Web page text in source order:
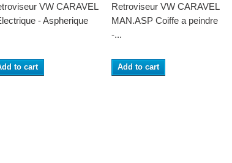
VW CARAVEL
- Aspherique
to cart
Retroviseur VW CARAVEL
MAN.ASP Coiffe a peindre
-...
Add to cart